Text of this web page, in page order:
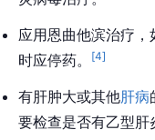
应用恩曲他滨治疗
时应停药。
[4]
有肝肿大或其他肝病
要检查是否有乙型肝